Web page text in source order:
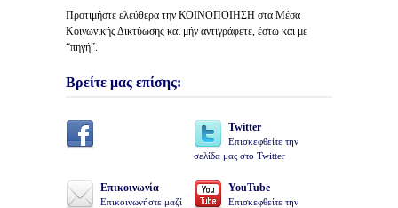
Προτιμήστε ελεύθερα την ΚΟΙΝΟΠΟΙΗΣΗ στα Μέσα
Κοινωνικής Δικτύωσης και μήν αντιγράφετε, έστω και με
“πηγή”.
Βρείτε μας επίσης:
Twitter
Επισκεφθείτε την
σελίδα μας στο Twitter
Επικοινωνία
Επικοινωνήστε μαζί
YouTube
Επισκεφθείτε την